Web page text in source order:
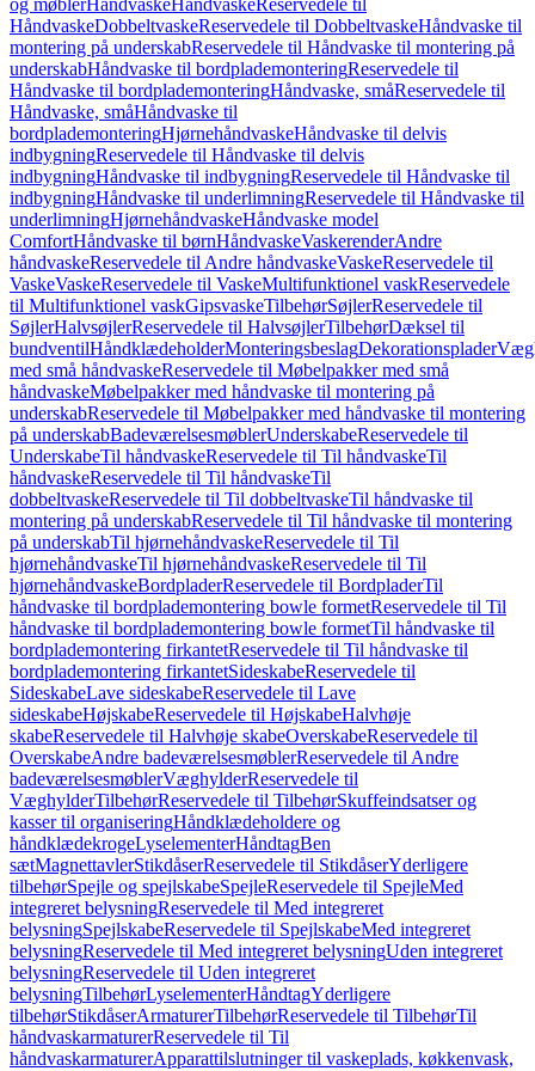
og møblerHåndvaskeHåndvaskeReservedele til
HåndvaskeDobbeltvaskeReservedele til DobbeltvaskeHåndvaske til
montering på underskabReservedele til Håndvaske til montering på
underskabHåndvaske til bordplademonteringReservedele til
Håndvaske til bordplademonteringHåndvaske, småReservedele til
Håndvaske, småHåndvaske til
bordplademonteringHjørnehåndvaskeHåndvaske til delvis
indbygningReservedele til Håndvaske til delvis
indbygningHåndvaske til indbygningReservedele til Håndvaske til
indbygningHåndvaske til underlimningReservedele til Håndvaske til
underlimningHjørnehåndvaskeHåndvaske model
ComfortHåndvaske til børnHåndvaskeVaskerenderAndre
håndvaskeReservedele til Andre håndvaskeVaskeReservedele til
VaskeVaskeReservedele til VaskeMultifunktionel vaskReservedele
til Multifunktionel vaskGipsvaskeTilbehørSøjlerReservedele til
SøjlerHalvsøjlerReservedele til HalvsøjlerTilbehørDæksel til
bundventilHåndklædeholderMonteringsbeslagDekorationsplader
med små håndvaskeReservedele til Møbelpakker med små
håndvaskeMøbelpakker med håndvaske til montering på
underskabReservedele til Møbelpakker med håndvaske til montering
på underskabBadeværelsesmøblerUnderskabeReservedele til
UnderskabeTil håndvaskeReservedele til Til håndvaskeTil
håndvaskeReservedele til Til håndvaskeTil
dobbeltvaskeReservedele til Til dobbeltvaskeTil håndvaske til
montering på underskabReservedele til Til håndvaske til montering
på underskabTil hjørnehåndvaskeReservedele til Til
hjørnehåndvaskeTil hjørnehåndvaskeReservedele til Til
hjørnehåndvaskeBordpladerReservedele til BordpladerTil
håndvaske til bordplademontering bowle formetReservedele til Til
håndvaske til bordplademontering bowle formetTil håndvaske til
bordplademontering firkantetReservedele til Til håndvaske til
bordplademontering firkantetSideskabeReservedele til
SideskabeLave sideskabeReservedele til Lave
sideskabeHøjskabeReservedele til HøjskabeHalvhøje
skabeReservedele til Halvhøje skabeOverskabeReservedele til
OverskabeAndre badeværelsesmøblerReservedele til Andre
badeværelsesmøblerVæghylderReservedele til
VæghylderTilbehørReservedele til TilbehørSkuffeindsatser og
kasser til organiseringHåndklædeholdere og
håndklædekrogeLyselementerHåndtagBen
sætMagnettavlerStikdåserReservedele til StikdåserYderligere
tilbehørSpejle og spejlskabeSpejleReservedele til SpejleMed
integreret belysningReservedele til Med integreret
belysningSpejlskabeReservedele til SpejlskabeMed integreret
belysningReservedele til Med integreret belysningUden integreret
belysningReservedele til Uden integreret
belysningTilbehørLyselementerHåndtagYderligere
tilbehørStikdåserArmaturerTilbehørReservedele til TilbehørTil
håndvaskarmaturerReservedele til Til
håndvaskarmaturerApparattilslutninger til vaskeplads, køkkenvask,